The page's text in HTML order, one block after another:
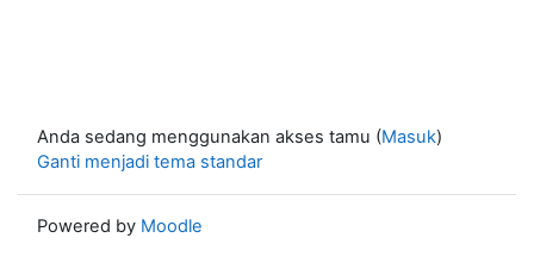
Anda sedang menggunakan akses tamu (Masuk)
Ganti menjadi tema standar
Powered by Moodle